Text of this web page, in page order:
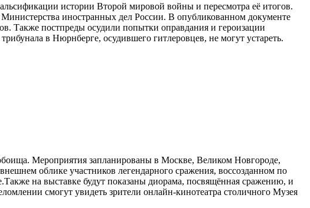
истории Второй мировой войны и пересмотра её итогов.
иностранных дел России. В опубликованном документе
Также постпреды осудили попытки оправдания и героизации
в Нюрнберге, осудившего гитлеровцев, не могут устареть.
Мероприятия запланированы в Москве, Великом Новгороде,
облике участников легендарного сражения, воссозданном по
на выставке будут показаны диорама, посвящённая сражению, и
смогут увидеть зрители онлайн-кинотеатра столичного Музея